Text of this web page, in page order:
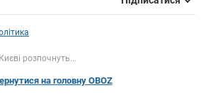
розпочнуть...
на головну OBOZ